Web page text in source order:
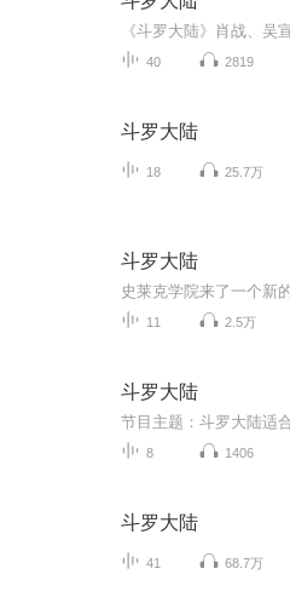
40 2819
斗罗大陆
18 25.7万
斗罗大陆
11 2.5万
斗罗大陆
8 1406
斗罗大陆
41 68.7万